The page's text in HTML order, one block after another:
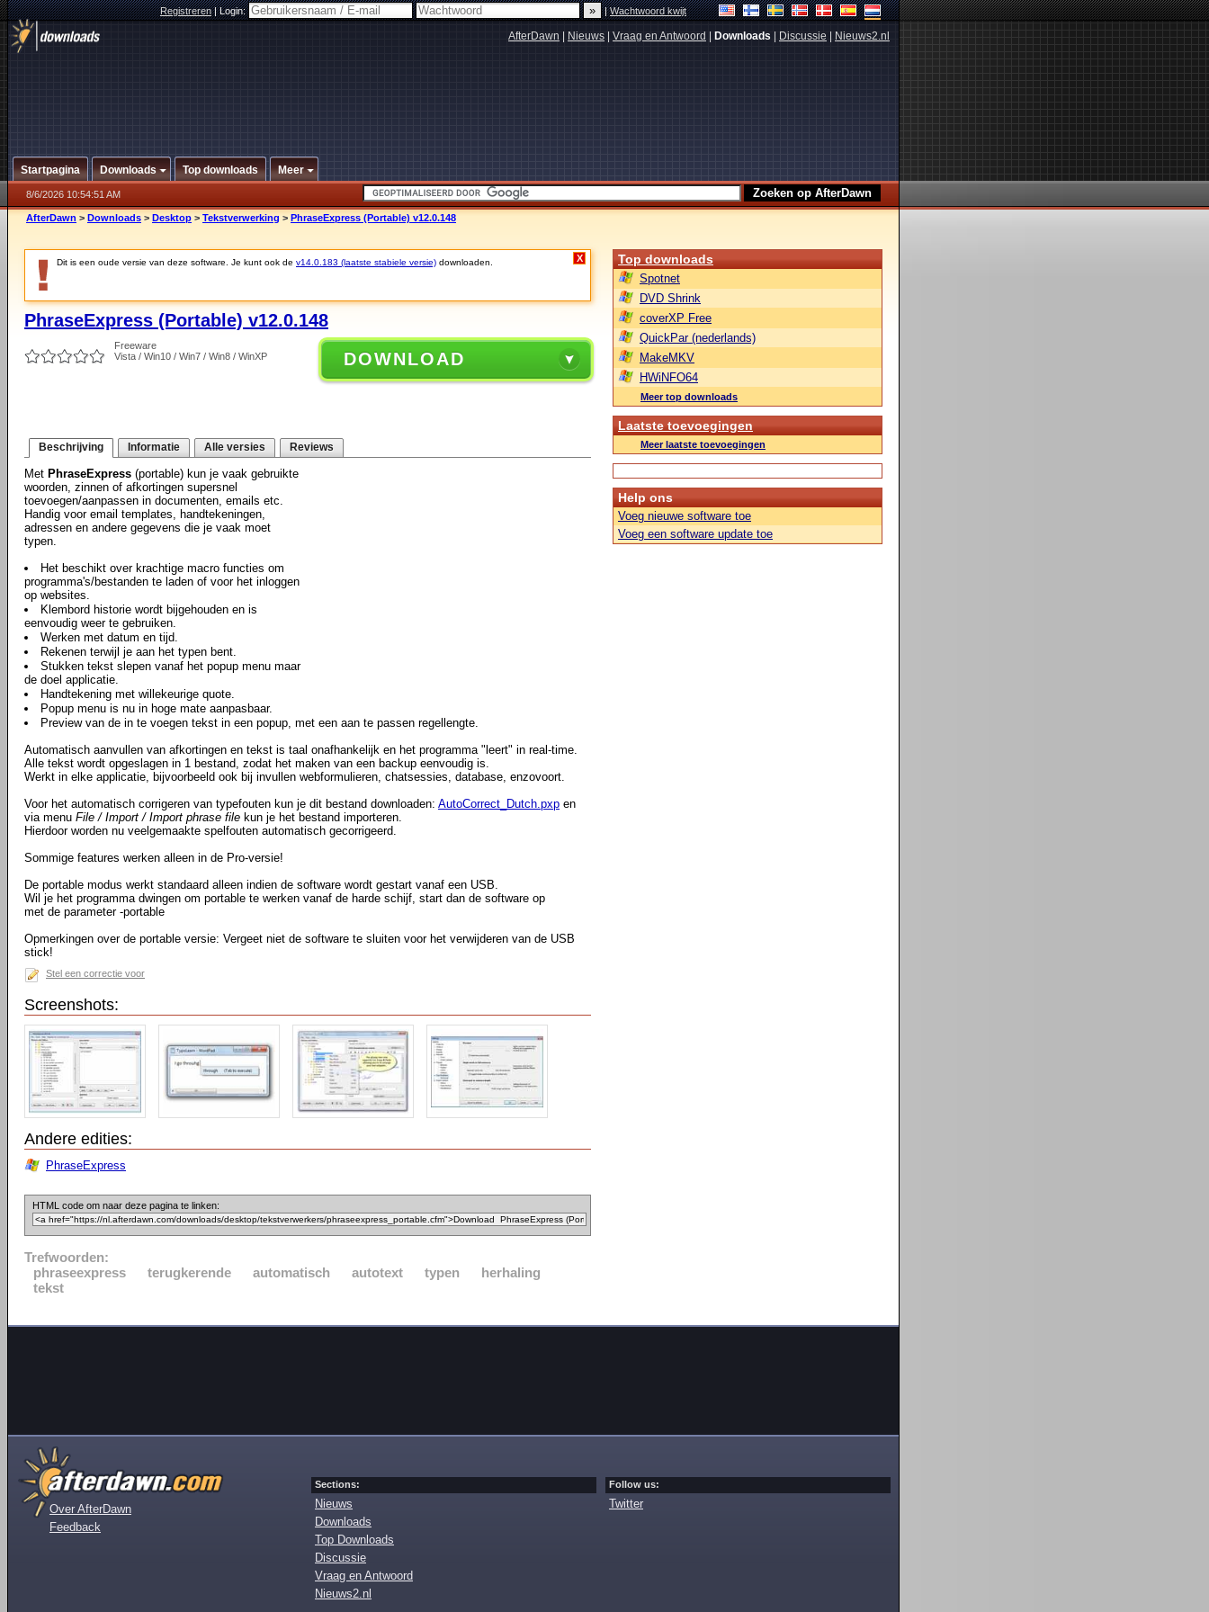
Registreren|Login: |Wachtwoord kwijt
AfterDawn Nieuws Vraag en Antwoord Downloads Discussie Nieuws2.nl
Startpagina Downloads Top downloads Meer
8/6/2026 10:54:51 AM
AfterDawn > Downloads > Desktop > Tekstverwerking > PhraseExpress (Portable) v12.0.148
Dit is een oude versie van deze software. Je kunt ook de v14.0.183 (laatste stabiele versie) downloaden. X
PhraseExpress (Portable) v12.0.148
Freeware
Vista / Win10 / Win7 / Win8 / WinXP
DOWNLOAD
Beschrijving Informatie Alle versies Reviews
Met PhraseExpress (portable) kun je vaak gebruikte
woorden, zinnen of afkortingen supersnel
toevoegen/aanpassen in documenten, emails etc.
Handig voor email templates, handtekeningen,
adressen en andere gegevens die je vaak moet
typen.
Het beschikt over krachtige macro functies om
programma's/bestanden te laden of voor het inloggen
op websites.
Klembord historie wordt bijgehouden en is
eenvoudig weer te gebruiken.
Werken met datum en tijd.
Rekenen terwijl je aan het typen bent.
Stukken tekst slepen vanaf het popup menu maar
de doel applicatie.
Handtekening met willekeurige quote.
Popup menu is nu in hoge mate aanpasbaar.
Preview van de in te voegen tekst in een popup, met een aan te passen regellengte.
Automatisch aanvullen van afkortingen en tekst is taal onafhankelijk en het programma "leert" in real-time.
Alle tekst wordt opgeslagen in 1 bestand, zodat het maken van een backup eenvoudig is.
Werkt in elke applicatie, bijvoorbeeld ook bij invullen webformulieren, chatsessies, database, enzovoort.
Voor het automatisch corrigeren van typefouten kun je dit bestand downloaden: AutoCorrect_Dutch.pxp en
via menu File / Import / Import phrase file kun je het bestand importeren.
Hierdoor worden nu veelgemaakte spelfouten automatisch gecorrigeerd.
Sommige features werken alleen in de Pro-versie!
De portable modus werkt standaard alleen indien de software wordt gestart vanaf een USB.
Wil je het programma dwingen om portable te werken vanaf de harde schijf, start dan de software op
met de parameter -portable
Opmerkingen over de portable versie: Vergeet niet de software te sluiten voor het verwijderen van de USB
stick!
Stel een correctie voor
Screenshots:
Andere edities:
PhraseExpress
HTML code om naar deze pagina te linken:
Trefwoorden:
phraseexpress
terugkerende automatisch autotext typen
herhaling
tekst
Top downloads
Spotnet
DVD Shrink
coverXP Free
QuickPar (nederlands)
MakeMKV
HWiNFO64
Meer top downloads
Laatste toevoegingen
Meer laatste toevoegingen
Help ons
Voeg nieuwe software toe
Voeg een software update toe
Over AfterDawn
Feedback
Sections:
Nieuws
Downloads
Top Downloads
Discussie
Vraag en Antwoord
Nieuws2.nl
Follow us:
Twitter